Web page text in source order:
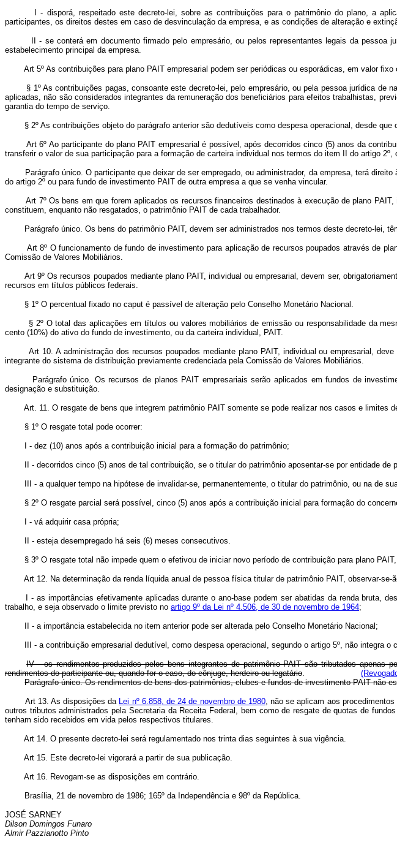
I - disporá, respeitado este decreto-lei, sobre as contribuições para o patrimônio do plano, a
participantes, os direitos destes em caso de desvinculação da empresa, e as condições de alteração e
II - se conterá em documento firmado pelo empresário, ou pelos representantes legais da pessoa
estabelecimento principal da empresa.
Art 5º As contribuições para plano PAIT empresarial podem ser periódicas ou esporádicas, em valor
§ 1º As contribuições pagas, consoante este decreto-lei, pelo empresário, ou pela pessoa jurídica
aplicadas, não são considerados integrantes da remuneração dos beneficiários para efeitos trabalhistas,
garantia do tempo de serviço.
§ 2º As contribuições objeto do parágrafo anterior são dedutíveis como despesa operacional, desde
Art 6º Ao participante do plano PAIT empresarial é possível, após decorridos cinco (5) anos da
transferir o valor de sua participação para a formação de carteira individual nos termos do item II do artigo
Parágrafo único. O participante que deixar de ser empregado, ou administrador, da empresa, terá direito
do artigo 2º ou para fundo de investimento PAIT de outra empresa a que se venha vincular.
Art 7º Os bens em que forem aplicados os recursos financeiros destinados à execução de plano
constituem, enquanto não resgatados, o patrimônio PAIT de cada trabalhador.
Parágrafo único. Os bens do patrimônio PAIT, devem ser administrados nos termos deste decreto-lei,
Art 8º O funcionamento de fundo de investimento para aplicação de recursos poupados através de
Comissão de Valores Mobiliários.
Art 9º Os recursos poupados mediante plano PAIT, individual ou empresarial, devem ser,
recursos em títulos públicos federais.
§ 1º O percentual fixado no caput é passível de alteração pelo Conselho Monetário Nacional.
§ 2º O total das aplicações em títulos ou valores mobiliários de emissão ou responsabilidade da
cento (10%) do ativo do fundo de investimento, ou da carteira individual, PAIT.
Art 10. A administração dos recursos poupados mediante plano PAIT, individual ou empresarial,
integrante do sistema de distribuição previamente credenciada pela Comissão de Valores Mobiliários.
Parágrafo único. Os recursos de planos PAIT empresariais serão aplicados em fundos de
designação e substituição.
Art. 11. O resgate de bens que integrem patrimônio PAIT somente se pode realizar nos casos e limites
§ 1º O resgate total pode ocorrer:
I - dez (10) anos após a contribuição inicial para a formação do patrimônio;
II - decorridos cinco (5) anos de tal contribuição, se o titular do patrimônio aposentar-se por entidade de
III - a qualquer tempo na hipótese de invalidar-se, permanentemente, o titular do patrimônio, ou na de
§ 2º O resgate parcial será possível, cinco (5) anos após a contribuição inicial para formação do
I - vá adquirir casa própria;
II - esteja desempregado há seis (6) meses consecutivos.
§ 3º O resgate total não impede quem o efetivou de iniciar novo período de contribuição para plano PAIT,
Art 12. Na determinação da renda líquida anual de pessoa física titular de patrimônio PAIT, observar-se-
I - as importâncias efetivamente aplicadas durante o ano-base podem ser abatidas da renda bruta,
trabalho, e seja observado o limite previsto no artigo 9º da Lei nº 4.506, de 30 de novembro de 1964
II - a importância estabelecida no item anterior pode ser alterada pelo Conselho Monetário Nacional;
III - a contribuição empresarial dedutível, como despesa operacional, segundo o artigo 5º, não integra o
IV - os rendimentos produzidos pelos bens integrantes de patrimônio PAIT são tributados apenas
rendimentos do participante ou, quando for o caso, do cônjuge, herdeiro ou legatário
Parágrafo único. Os rendimentos de bens dos patrimônios, clubes e fundos de investimento PAIT não
Art 13. As disposições da Lei nº 6.858, de 24 de novembro de 1980, não se aplicam aos
outros tributos administrados pela Secretaria da Receita Federal, bem como de resgate de quotas de
tenham sido recebidos em vida pelos respectivos titulares.
Art 14. O presente decreto-lei será regulamentado nos trinta dias seguintes à sua vigência.
Art 15. Este decreto-lei vigorará a partir de sua publicação.
Art 16. Revogam-se as disposições em contrário.
Brasília, 21 de novembro de 1986; 165º da Independência e 98º da República.
JOSÉ SARNEY
Dilson Domingos Funaro
Almir Pazzianotto Pinto